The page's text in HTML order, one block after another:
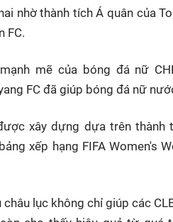
nhờ thành tích Á quân của
FC.
mẽ của bóng đá nữ
FC đã giúp bóng đá nữ
xây dựng dựa trên thành
xếp hạng FIFA Women's
lục không chỉ giúp các